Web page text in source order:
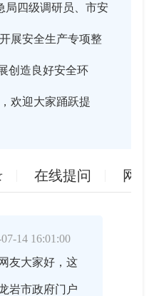
局四级调研员、市安
展安全生产专项整
创造良好安全环
欢迎大家踊跃提
在线提问 网
14 16:01:00
友大家好，这
岩市政府门户